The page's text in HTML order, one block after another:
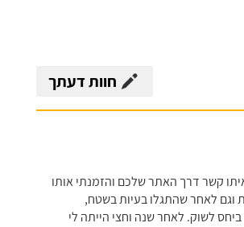
חוות דעתך
קשר דרך האתר שלכם והזמנתי אותו
וגם לאחר שהתגלו בעיות בשטח,
לשוק. לאחר שנה וחצי הייתה לי